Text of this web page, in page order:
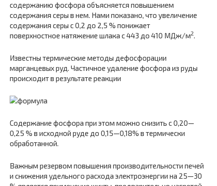
содержанию фосфора объясняется повышением
содержания серы в нем. Нами показано, что увеличение
содержания серы с 0,2 до 2,5 % понижает
поверхностное натяжение шлака с 443 до 410 МДж/м2.
Известны термические методы дефосфорации
марганцевых руд. Частичное удаление фосфора из руды
происходит в результате реакции
Содержание фосфора при этом можно снизить с 0,20—
0,25 % в исходной руде до 0,15—0,18% в термически
обработанной.
Важным резервом повышения производительности печей
и снижения удельного расхода электроэнергии на 25—30